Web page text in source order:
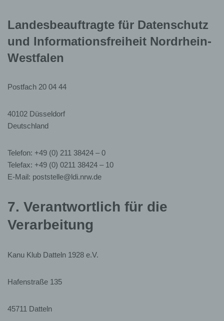
Landesbeauftragte für Datenschutz
und Informationsfreiheit Nordrhein-
Westfalen
Postfach 20 04 44
40102 Düsseldorf
Deutschland
Telefon: +49 (0) 211 38424 – 0
Telefax: +49 (0) 0211 38424 – 10
E-Mail: poststelle@ldi.nrw.de
7. Verantwortlich für die
Verarbeitung
Kanu Klub Datteln 1928 e.V.
Hafenstraße 135
45711 Datteln
Bankverbindung
DerKKDverarbeitet Ihre personenbezogenen
zum Zwecke der Durchführung von
Geschäftsprozessen (Artikel 6 (1) (b) DSGVO),
DSGVO), oder
zur Wahrung berechtigter Interessen des
Abwägung der schützenswerten Interessen der
haben Sie im Einzelfall ausdrücklich Ihre Einwilligung in
die Verarbeitung Ihrer personenbezogenen Daten
erteilt, ist diese Einwilligung die Rechtsgrundlage für die
Weitergabe der